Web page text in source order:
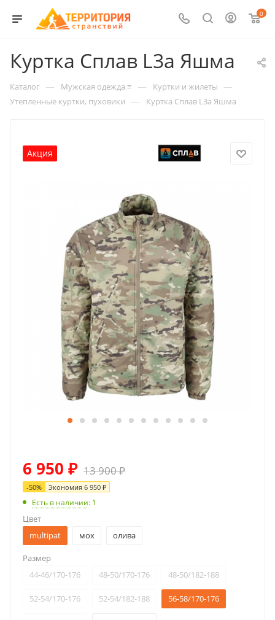
0
Куртка Сплав L3a Яшма
Каталог — Мужская одежда ≡ — Куртки и жилеты —
Утепленные куртки, пуховики — Куртка Сплав L3a Яшма
Акция
6 950 ₽ 13 900₽
-50% Экономия 6 950 ₽
Есть в наличии: 1
Цвет
multipat
мох олива
Размер
44-46/170-176
48-50/170-176 48-50/182-188
52-54/170-176 52-54/182-188 56-58/170-176